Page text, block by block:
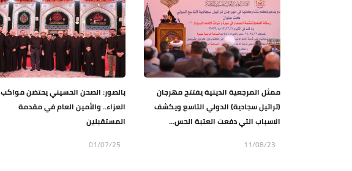
ممثل المرجعية الدينية يفتتح مهرجان
(تراتيل سجادية) الدولي التاسع ويكشف
الاسباب التي دفعت العتبة الحس...
11/08/23
بالصور: الصحن الحسيني يحتضن مواكب
العزاء.. والأمين العام في مقدمة
المستقبلين
01/07/25